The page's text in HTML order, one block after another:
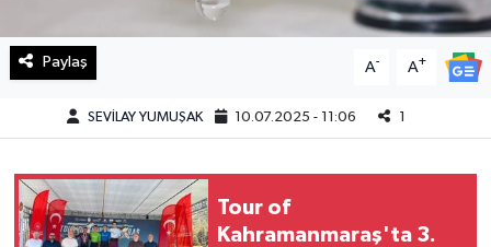
Paylaş A- A+
SEVİLAY YUMUŞAK 10.07.2025 - 11:06 1
Tour of
Kahramanmaraş'ta 3.
Spor
Yaşam